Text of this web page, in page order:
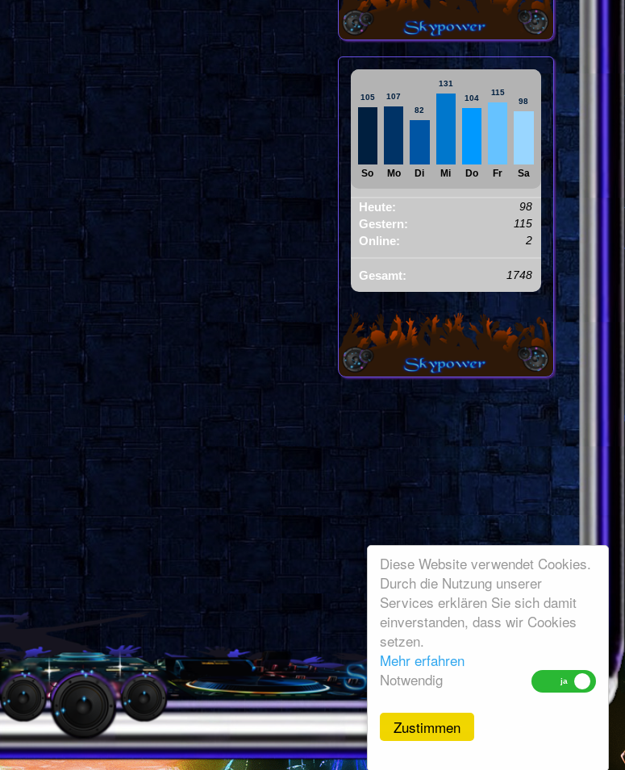
Diese Website verwendet Cookies.
Durch die Nutzung unserer
Services erklären Sie sich damit
einverstanden, dass wir Cookies
setzen.
Mehr erfahren
Notwendig
Zustimmen
105
So
107
Mo
82
Di
131
Mi
104
Do
115
Fr
98
Sa
Heute: 98
Gestern: 115
Online: 2
Gesamt: 1748